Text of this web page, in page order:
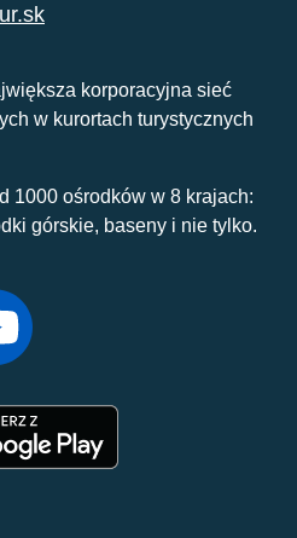
korporacyjna sieć
w kurortach turystycznych
1000 ośrodków w 8 krajach:
górskie, baseny i nie tylko.